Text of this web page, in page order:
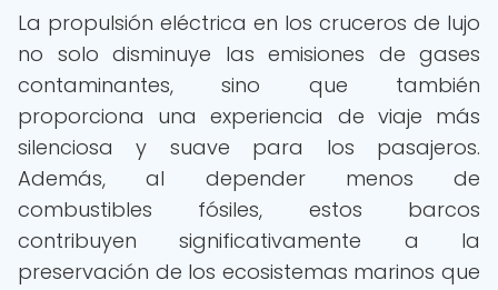
La propulsión eléctrica en los cruceros de lujo
no solo disminuye las emisiones de gases
contaminantes, sino que también
proporciona una experiencia de viaje más
silenciosa y suave para los pasajeros.
Además, al depender menos de
combustibles fósiles, estos barcos
contribuyen significativamente a la
preservación de los ecosistemas marinos que